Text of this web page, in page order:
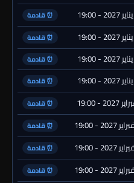
⏰ قادمة
⏰ قادمة
⏰ قادمة
⏰ قادمة
⏰ قادمة
⏰ قادمة
⏰ قادمة
⏰ قادمة